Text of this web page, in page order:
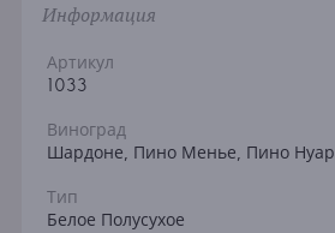
Информация
Артикул
1033
Виноград
Шардоне, Пино Менье, Пино Нуар
Тип
Белое Полусухое